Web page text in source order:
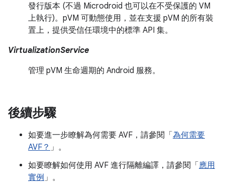
發行版本 (不過 Microdroid 也可以在不受保護的 VM
上執行)。pVM 可動態使用，並在支援 pVM 的所有裝
置上，提供受信任環境中的標準 API 集。
VirtualizationService
管理 pVM 生命週期的 Android 服務。
後續步驟
如要進一步瞭解為何需要 AVF，請參閱「 為何需要
AVF？ 」。
如要瞭解如何使用 AVF 進行隔離編譯，請參閱「 應用
實例 」。